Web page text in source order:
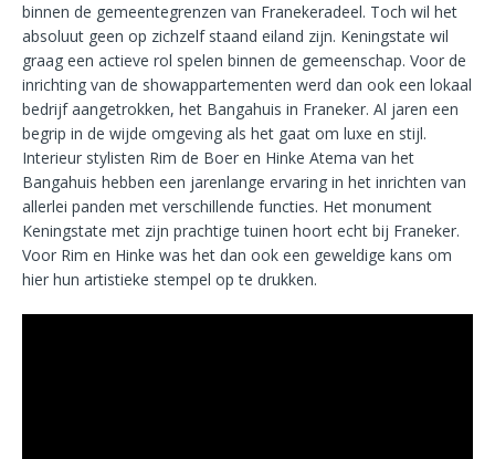
binnen de gemeentegrenzen van Franekeradeel. Toch wil het
absoluut geen op zichzelf staand eiland zijn. Keningstate wil
graag een actieve rol spelen binnen de gemeenschap. Voor de
inrichting van de showappartementen werd dan ook een lokaal
bedrijf aangetrokken, het Bangahuis in Franeker. Al jaren een
begrip in de wijde omgeving als het gaat om luxe en stijl.
Interieur stylisten Rim de Boer en Hinke Atema van het
Bangahuis hebben een jarenlange ervaring in het inrichten van
allerlei panden met verschillende functies. Het monument
Keningstate met zijn prachtige tuinen hoort echt bij Franeker.
Voor Rim en Hinke was het dan ook een geweldige kans om
hier hun artistieke stempel op te drukken.